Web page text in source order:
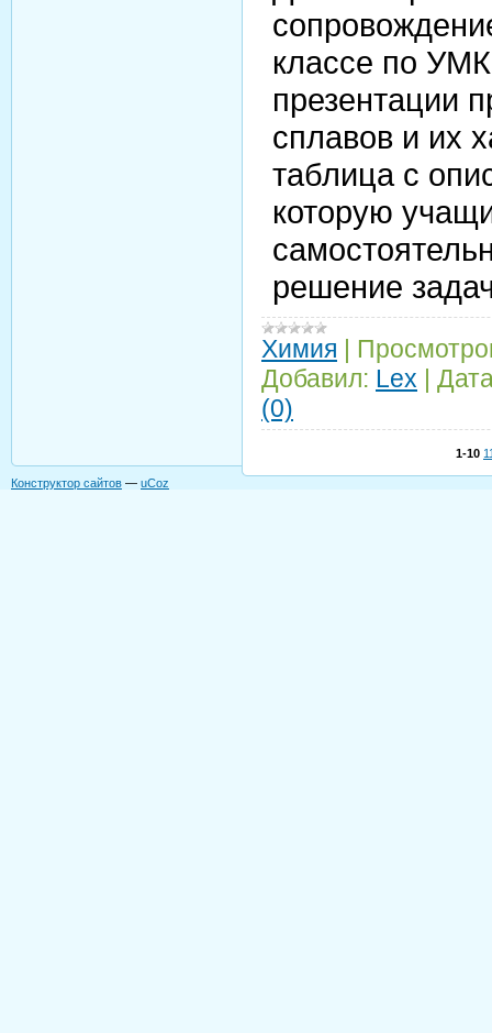
классе по
презентации
сплавов и их
таблица с
которую
решение
Химия |
Добавил: Lex |
(0)
1-10
Конструктор сайтов — uCoz